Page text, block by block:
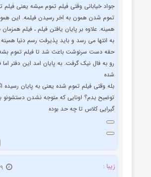
جواد خیابانی وقتی فیلم تموم میشه یعنی
تموم شدن همون به اخر رسیدن فیلمه. این
همینه. علاوه بر پایان یافتن فیلم ، فیلم
به انتها می رسد و باید پذیرفت رسم دنیا
حقه دست سرنوشت باعث شد تا فیلم تموم بشه
رو به فال نیک گرفت. به پایان امد این دفتر اما
شده
بله وقتی فیلم تموم شده یعنی به پایان رسیده
توضیح بدم؟ اونایی که متوجه نشدن دستشونو
گیرایی کلاس تا چه حد بوده
زیبا :